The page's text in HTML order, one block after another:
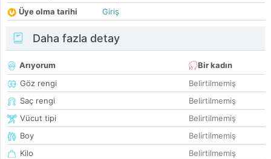
Üye olma tarihi
Giriş
Daha fazla detay
Arıyorum
Bir kadın
Göz rengi
Belirtilmemiş
Saç rengi
Belirtilmemiş
Vücut tipi
Belirtilmemiş
Boy
Belirtilmemiş
Kilo
Belirtilmemiş